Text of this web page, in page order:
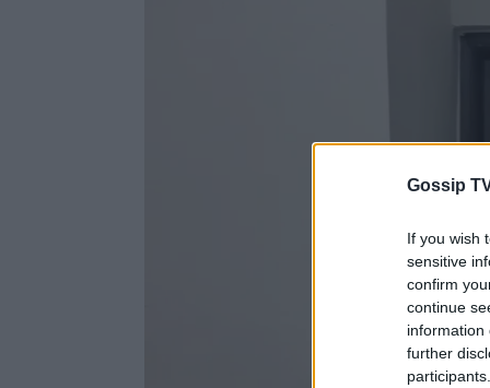
Gossip
If you wish
sensitive
confirm
continue
information
further